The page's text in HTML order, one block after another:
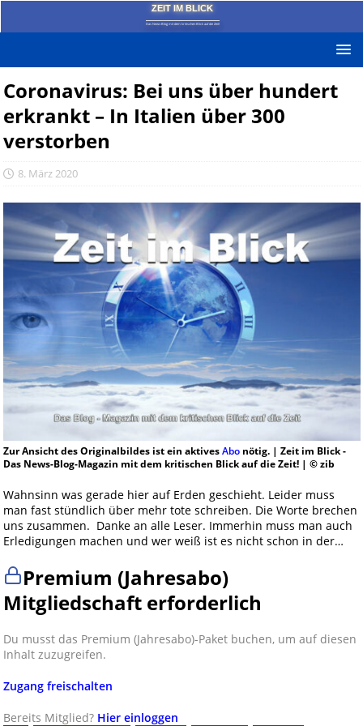
ZEIT IM BLICK
Das News-Blog mit dem kritischen Blick auf die Zeit!
Coronavirus: Bei uns über hundert
erkrankt – In Italien über 300
verstorben
8. März 2020
Zur Ansicht des Originalbildes ist ein aktivesAbonötig. | Zeit im Blick -
Das News-Blog-Magazin mit dem kritischen Blick auf die Zeit! | © zib
Wahnsinn was gerade hier auf Erden geschieht. Leider muss
man fast stündlich über mehr tote schreiben. Die Worte brechen
uns zusammen. Danke an alle Leser. Immerhin muss man auch
Erledigungen machen und wer weiß ist es nicht schon in der…
Premium (Jahresabo)
Mitgliedschaft erforderlich
Du musst das Premium (Jahresabo)-Paket buchen, um auf diesen
Inhalt zuzugreifen.
Zugang freischalten
Bereits Mitglied? Hier einloggen